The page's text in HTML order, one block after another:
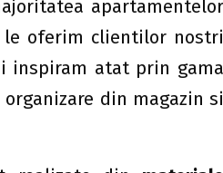
apartamentelor
le oferim clientilor nostri
inspiram atat prin gama
din magazin si